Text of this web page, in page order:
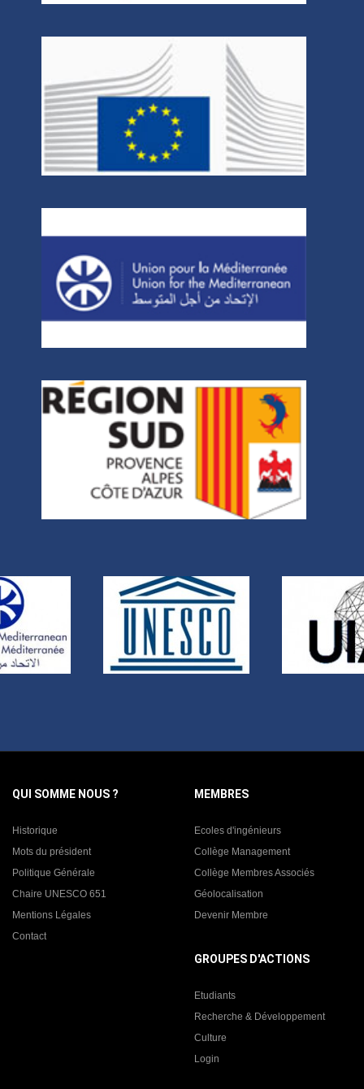
QUI SOMME NOUS ?
Historique
Mots du président
Politique Générale
Chaire UNESCO 651
Mentions Légales
Contact
MEMBRES
Ecoles d'ingénieurs
Collège Management
Collège Membres Associés
Géolocalisation
Devenir Membre
GROUPES D'ACTIONS
Etudiants
Recherche & Développement
Culture
Login